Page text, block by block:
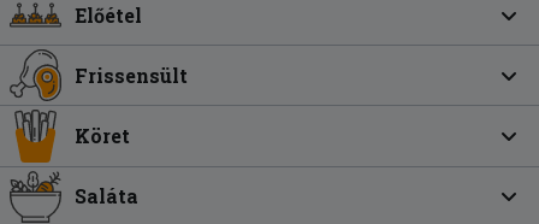
Előétel
Frissensült
Köret
Saláta